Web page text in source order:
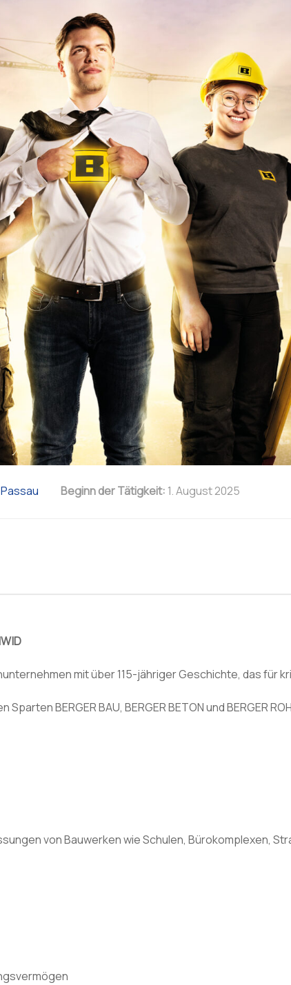
Beginn der Tätigkeit: 1. August 2025
mit über 115-jähriger Geschichte, das
BERGER BAU, BERGER BETON und BERGER
von Bauwerken wie Schulen, Bürokomplexen,